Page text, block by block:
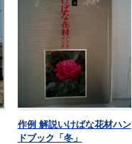
作例 解説いけばな花材ハン
ドブック「冬」